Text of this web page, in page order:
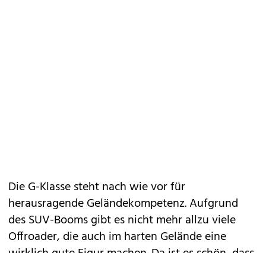
DieG-Klassesteht nach wie vor für
herausragende Geländekompetenz. Aufgrund
des SUV-Booms gibt es nicht mehr allzu viele
Offroader, die auch im harten Gelände eine